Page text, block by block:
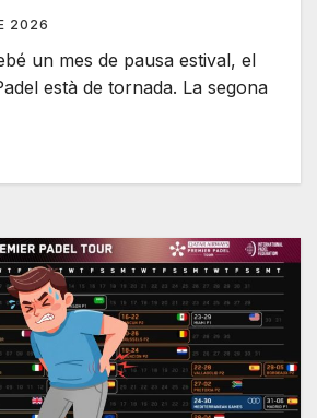
2026
un mes de pausa estival, el
està de tornada. La segona